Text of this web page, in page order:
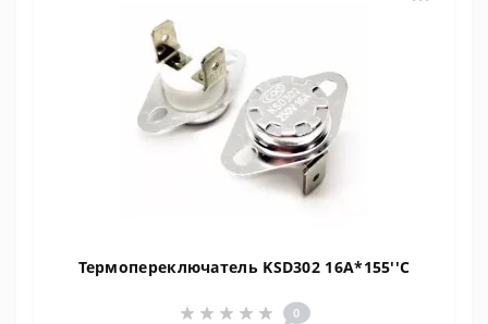
Термопереключатель KSD302 16A*155''C
0